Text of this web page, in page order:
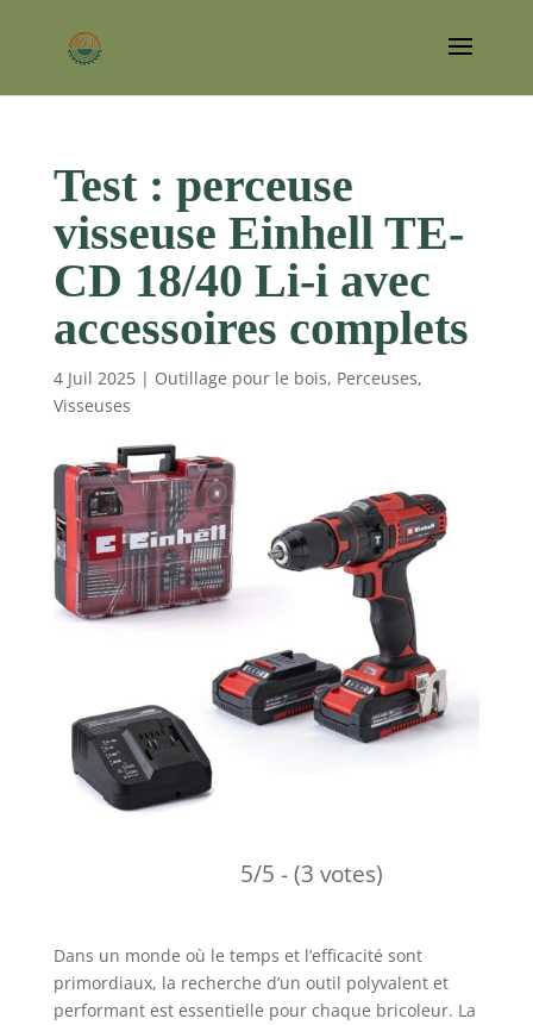
Test : perceuse
visseuse Einhell TE-
CD 18/40 Li-i avec
accessoires complets
4 Juil 2025| Outillage pour le bois, Perceuses,
Visseuses
5/5 - (3 votes)
Dans un monde où le temps et l’efficacité sont
primordiaux, la recherche d’un outil polyvalent et
performant est essentielle pour chaque bricoleur. La